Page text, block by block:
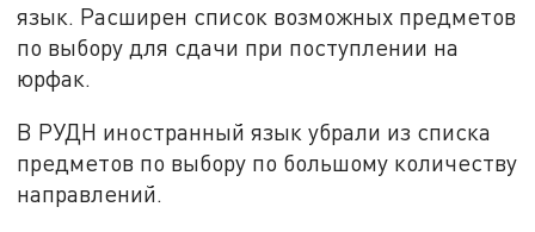
язык. Расширен список возможных предметов
по выбору для сдачи при поступлении на
юрфак.
В РУДН иностранный язык убрали из списка
предметов по выбору по большому количеству
направлений.